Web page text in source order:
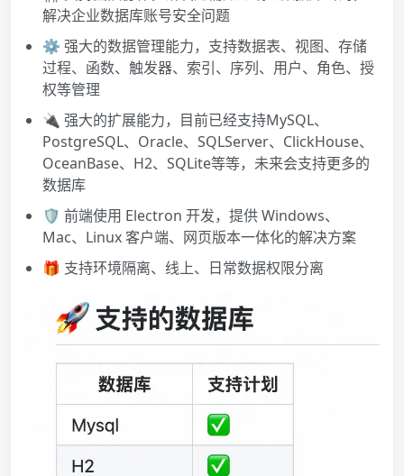
解决企业数据库账号安全问题
⚙️ 强大的数据管理能力，支持数据表、视图、存储
过程、函数、触发器、索引、序列、用户、角色、授
权等管理
🔌 强大的扩展能力，目前已经支持MySQL、
PostgreSQL、Oracle、SQLServer、ClickHouse、
OceanBase、H2、SQLite等等，未来会支持更多的
数据库
🛡 前端使用 Electron 开发，提供Windows、
Mac、Linux 客户端、网页版本一体化的解决方案
🎁 支持环境隔离、线上、日常数据权限分离